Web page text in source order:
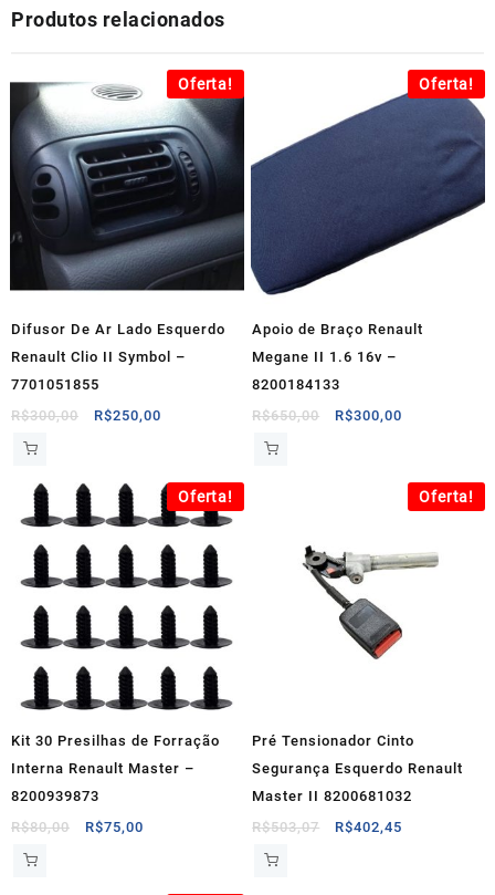
Produtos relacionados
Oferta!
Difusor De Ar Lado Esquerdo
Renault Clio II Symbol –
7701051855
R$300,00
O
era:
R$300,00.
R$250,00
é:
R$250,00.
Oferta!
Apoio de Braço Renault
Megane II 1.6 16v –
8200184133
R$650,00
O
R$300,00
é:
R$300,00.
Oferta!
Kit 30 Presilhas de Forração
Interna Renault Master –
8200939873
R$80,00
O
R$75,00
Oferta!
Pré Tensionador Cinto
Segurança Esquerdo Renault
Master II 8200681032
R$503,07
O
R$402,45